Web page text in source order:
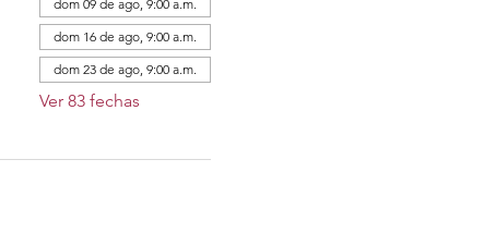
dom 09 de ago, 9:00 a.m.
dom 16 de ago, 9:00 a.m.
dom 23 de ago, 9:00 a.m.
Ver 83 fechas